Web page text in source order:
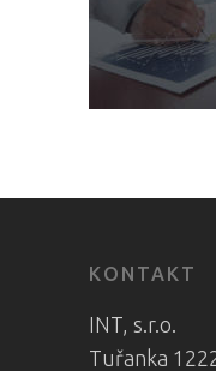
KONTAKT
INT, s.r.o.
Tuřanka